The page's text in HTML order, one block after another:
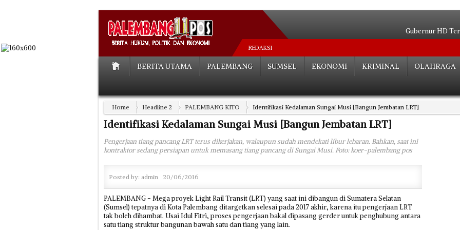
Gubernur HD
Cucu KH Zen Syukri
SAKIP Terbaik di Luar Pulau Jawa,
Bentuk Satgas, Targetkan Angka
HD Pastikan Atlet
Spektakuler! Sumsel
Kakanwil Kemenag Kembali Terima
REDAKSI
BERITA UTAMA PALEMBANG SUMSEL EKONOMI KRIMINAL OLAHRAGA
Home Headline 2 PALEMBANG KITO Identifikasi Kedalaman Sungai Musi [Bangun Jembatan LRT]
Identifikasi Kedalaman Sungai Musi [Bangun Jembatan LRT]
Pengerjaan tiang pancang LRT terus dikerjakan, walaupun sudah mendekati libur lebaran. Bahkan, saat ini
kontraktor sedang persiapan untuk memasang tiang pancang di Sungai Musi. Foto: koer-palembang pos
Posted by: admin 20/06/2016
PALEMBANG - Mega proyek Light Rail Transit (LRT) yang saat ini dibangun di Sumatera Selatan
(Sumsel) tepatnya di Kota Palembang ditargetkan selesai pada 2017 akhir, karena itu pengerjaan LRT
tak boleh dihambat. Usai Idul Fitri, proses pengerjaan bakal dipasang gerder untuk penghubung antara
satu tiang struktur bangunan bawah satu dan tiang yang lain.